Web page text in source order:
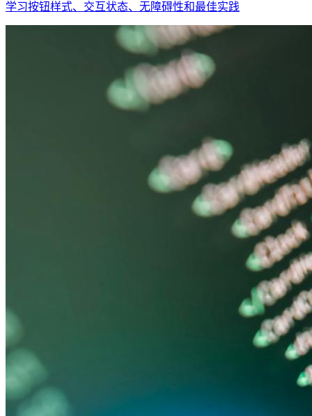
学习按钮样式、交互状态、无障碍性和最佳实践